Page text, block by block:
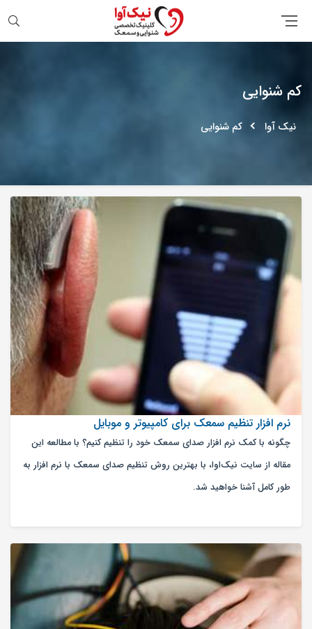
کم شنوایی
نیک آوا کم شنوایی
نرم افزار تنظیم سمعک برای کامپیوتر و موبایل
چگونه با کمک نرم افزار صدای سمعک خود را تنظیم کنیم؟ با مطالعه این
مقاله از سایت نیک‌اوا، با بهترین روش تنظیم صدای سمعک با نرم افزار به
طور کامل آشنا خواهید شد.